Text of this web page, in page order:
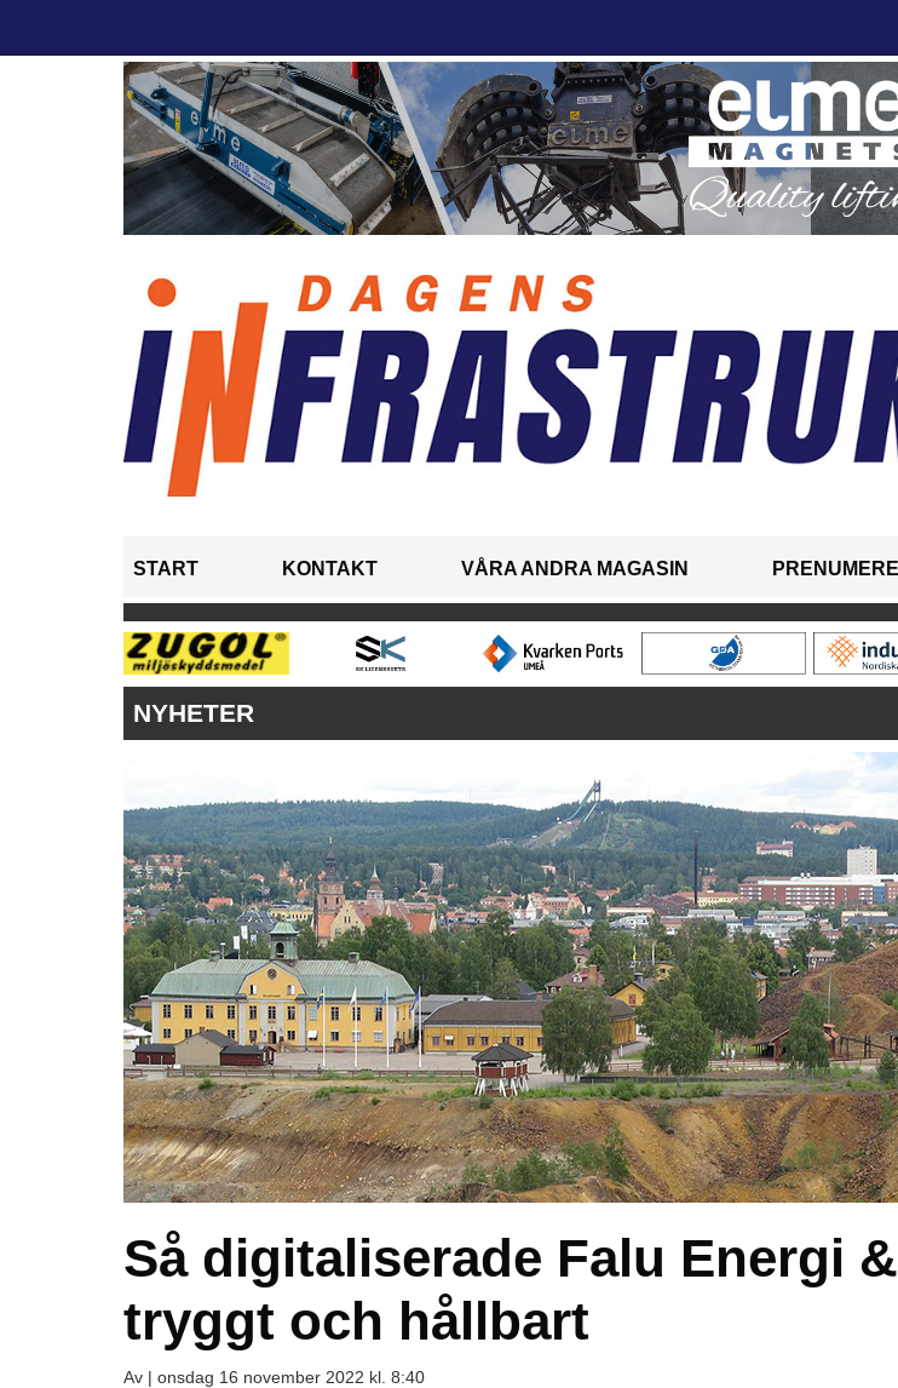
START KONTAKT VÅRA ANDRA MAGASIN
NYHETER
Så digitaliserade Falu Energi
tryggt och hållbart
Av | onsdag 16 november 2022 kl. 8:40